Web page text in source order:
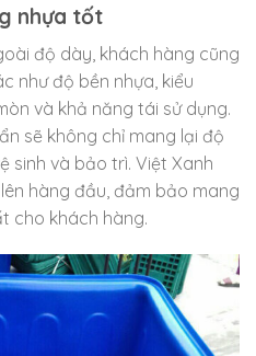
nhựa tốt
độ dày, khách hàng cũng
như độ bền nhựa, kiểu
và khả năng tái sử dụng.
sẽ không chỉ mang lại độ
sinh và bảo trì. Việt Xanh
hàng đầu, đảm bảo mang
cho khách hàng.